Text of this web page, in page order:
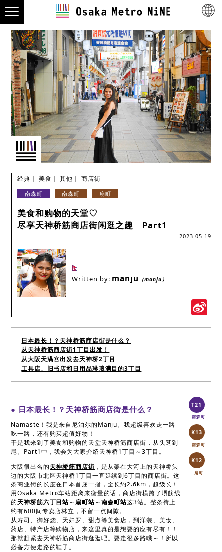
经典 美食 其他
商店街
南森町
南森町 扇町
美食和购物的天堂♡
尽享天神桥筋商店街闲逛之趣 Part1
2023.05.19
Written by: manju （manju）
日本最长！？天神桥筋商店街是什么？
从天神桥筋商店街1丁目出发！
从大阪天满宫出发去天神桥2丁目
工具店、旧书店和日用品琳琅满目的3丁目
● 日本最长！？天神桥筋商店街是什么？
Namaste！我是来自尼泊尔的Manju。我超级喜欢走一路
吃一路，还有购买超值好物！
于是我来到了美食和购物的天堂天神桥筋商店街，从头逛到
尾。Part1中，我会为大家介绍天神桥1丁目～3丁目。
大阪很出名的天神桥筋商店街 ，是从架在大河上的天神桥头
边的大阪市北区天神桥1丁目一直延续到6丁目的商店街。这
条商业街的长度在日本首屈一指，全长约2.6km，超级长！
用Osaka Metro车站距离来衡量的话，商店街横跨了堺筋线
的天神桥筋六丁目站～扇町站～南森町站这3站。整条街上
约有600间专卖店林立，不留一点间隙。
从寿司、御好烧、天妇罗、甜点等美食店，到洋装、美妆、
药店、特产店等购物店，来这里真的是想要的应有尽有！！
那就赶紧去天神桥筋商店街逛逛吧。要走很多路哦～！所以
必备方便走路的鞋子。
T21
南森町
K13
南森町
K12
扇町